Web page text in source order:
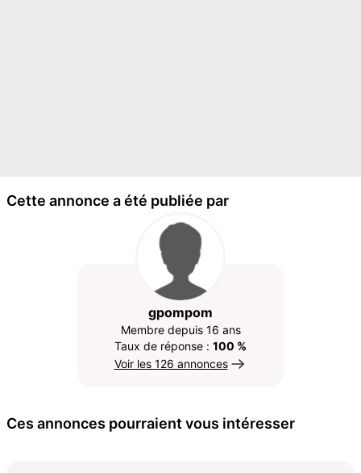
Cette annonce a été publiée par
gpompom
Membre depuis 16 ans
Taux de réponse : 100 %
Voir les 126 annonces
Ces annonces pourraient vous intéresser